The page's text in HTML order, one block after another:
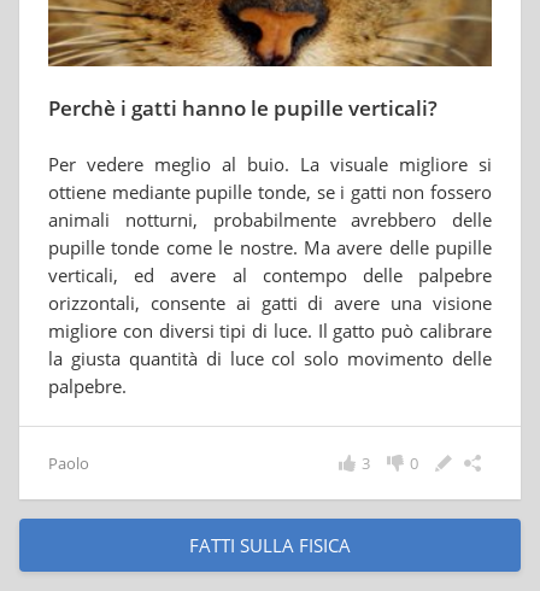
Perchè i gatti hanno le pupille verticali?
Per vedere meglio al buio. La visuale migliore si
ottiene mediante pupille tonde, se i gatti non fossero
animali notturni, probabilmente avrebbero delle
pupille tonde come le nostre. Ma avere delle pupille
verticali, ed avere al contempo delle palpebre
orizzontali, consente ai gatti di avere una visione
migliore con diversi tipi di luce. Il gatto può calibrare
la giusta quantità di luce col solo movimento delle
palpebre.
Paolo 0
3
FATTI SULLA FISICA